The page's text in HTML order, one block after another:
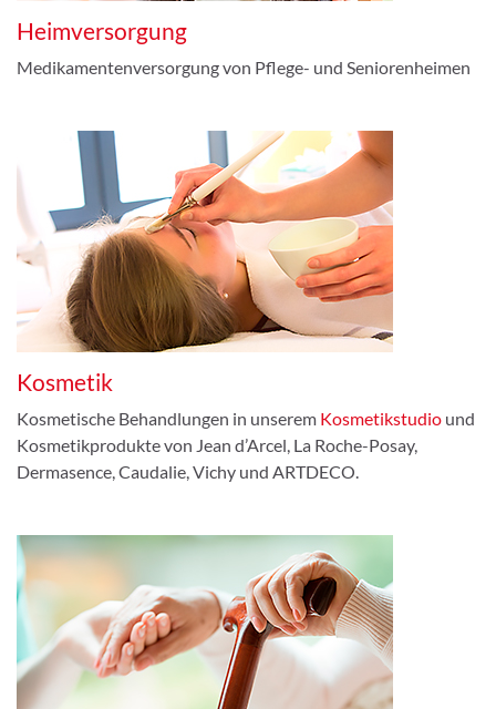
Heimversorgung
Medikamentenversorgung von Pflege- und Seniorenheimen
Kosmetik
Kosmetische Behandlungen in unserem Kosmetikstudio und
Kosmetikprodukte von Jean d’Arcel, La Roche-Posay,
Dermasence, Caudalie, Vichy und ARTDECO.